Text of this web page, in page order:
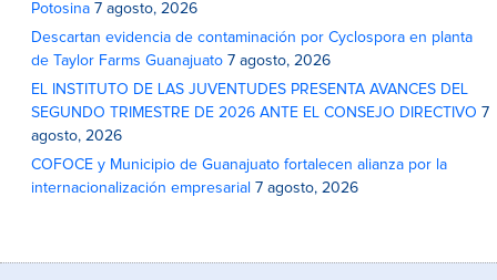
Potosina 7 agosto, 2026
Descartan evidencia de contaminación por Cyclospora en planta
de Taylor Farms Guanajuato 7 agosto, 2026
EL INSTITUTO DE LAS JUVENTUDES PRESENTA AVANCES DEL
SEGUNDO TRIMESTRE DE 2026 ANTE EL CONSEJO DIRECTIVO 7
agosto, 2026
COFOCE y Municipio de Guanajuato fortalecen alianza por la
internacionalización empresarial 7 agosto, 2026